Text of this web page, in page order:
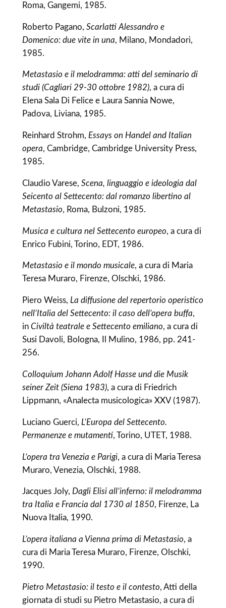
Roma, Gangemi, 1985.
Roberto Pagano, Scarlatti Alessandro e
Domenico: due vite in una, Milano, Mondadori,
1985.
Metastasio e il melodramma: atti del seminario di
studi (Cagliari 29-30 ottobre 1982), a cura di
Elena Sala Di Felice e Laura Sannia Nowe,
Padova, Liviana, 1985.
Reinhard Strohm, Essays on Handel and Italian
opera, Cambridge, Cambridge University Press,
1985.
Claudio Varese, Scena, linguaggio e ideologia dal
Seicento al Settecento: dal romanzo libertino al
Metastasio, Roma, Bulzoni, 1985.
Musica e cultura nel Settecento europeo, a cura di
Enrico Fubini, Torino, EDT, 1986.
Metastasio e il mondo musicale, a cura di Maria
Teresa Muraro, Firenze, Olschki, 1986.
Piero Weiss, La diffusione del repertorio operistico
nell’Italia del Settecento: il caso dell’opera buffa,
in Civiltà teatrale e Settecento emiliano, a cura di
Susi Davoli, Bologna, Il Mulino, 1986, pp. 241-
256.
Colloquium Johann Adolf Hasse und die Musik
seiner Zeit (Siena 1983), a cura di Friedrich
Lippmann, «Analecta musicologica» XXV (1987).
Luciano Guerci, L’Europa del Settecento.
Permanenze e mutamenti, Torino, UTET, 1988.
L’opera tra Venezia e Parigi, a cura di Maria Teresa
Muraro, Venezia, Olschki, 1988.
Jacques Joly, Dagli Elisi all’inferno: il melodramma
tra Italia e Francia dal 1730 al 1850, Firenze, La
Nuova Italia, 1990.
L’opera italiana a Vienna prima di Metastasio, a
cura di Maria Teresa Muraro, Firenze, Olschki,
1990.
Pietro Metastasio: il testo e il contesto, Atti della
giornata di studi su Pietro Metastasio, a cura di